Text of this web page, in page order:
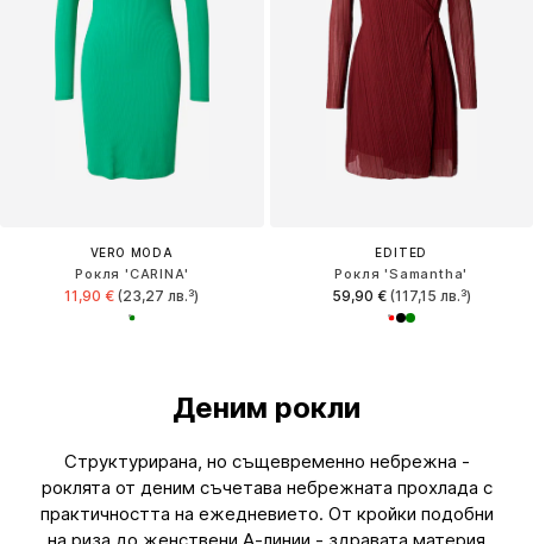
VERO MODA
Рокля 'CARINA'
11,90 € (23,27 лв.³)
EDITED
Рокля 'Samantha'
59,90 €(117,15 лв.³)
Деним рокли
Структурирана, но същевременно небрежна -
роклята от деним съчетава небрежната прохлада с
практичността на ежедневието. От кройки подобни
на риза до женствени А-линии - здравата материя